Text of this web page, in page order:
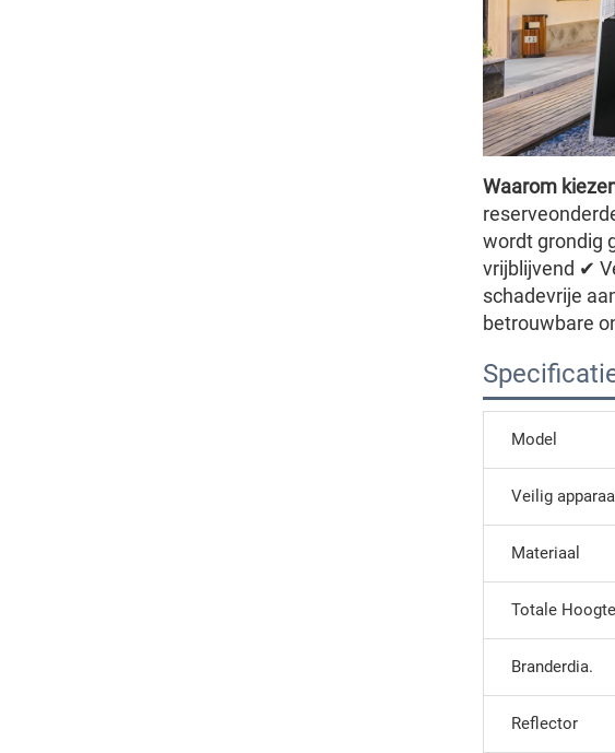
Waarom
wordt grondig
vrijblijvend ✔
schadevrije
betrouwbare
Model
Veilig
Materiaal
Totale Hoogte
Branderdia.
Reflector